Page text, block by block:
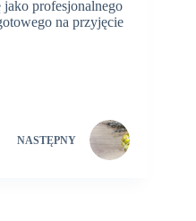
profesjonalnego
na przyjęcie
NASTĘPNY